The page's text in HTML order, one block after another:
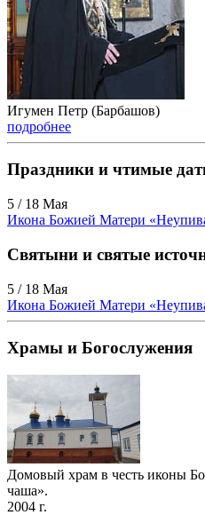
Игумен Петр (Барбашов)
подробнее
Праздники и чтимые
5 / 18 Мая
Икона Божией Матери
Святыни и святые
5 / 18 Мая
Икона Божией Матери
Храмы и Богослужения
Домовый храм в честь иконы
чаша».
2004 г.